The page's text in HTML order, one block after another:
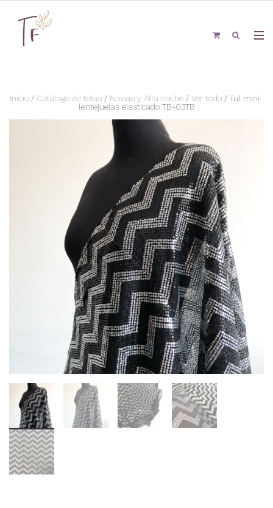
Inicio / Catálogo de telas / Novias y Alta noche / Ver todo / Tul mini-
lentejuelas elasticado TB-03TB